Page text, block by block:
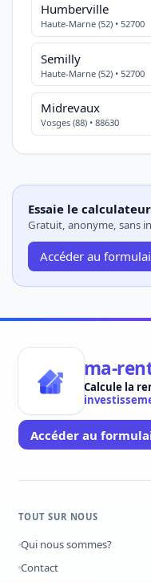
Humberville
Haute-Marne (52) • 52700
Semilly
Haute-Marne (52) • 52700
Midrevaux
Vosges (88) • 88630
Essaie le calculateur
Gratuit, anonyme, sans
Accéder au
ma-
Calcule la
Accéder au
TOUT SUR NOUS
Qui nous sommes?
Contact